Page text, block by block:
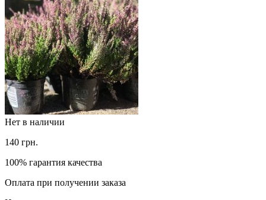
Нет в наличии
140 грн.
100% гарантия качества
Оплата при получении заказа